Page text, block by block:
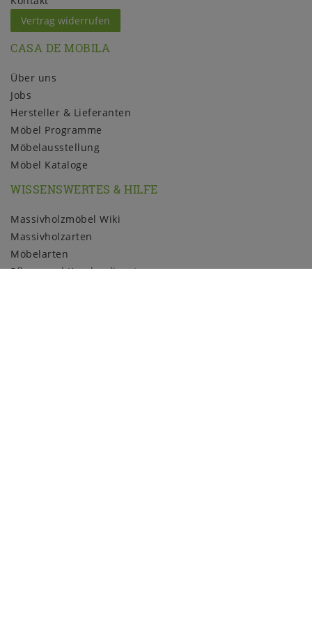
Vertrag widerrufen
CASA DE MOBILA
Über uns
Jobs
Hersteller & Lieferanten
Möbel Programme
Möbelausstellung
Möbel Kataloge
WISSENSWERTES & HILFE
Massivholzmöbel Wiki
Massivholzarten
Möbelarten
Pflege und Kundendienst